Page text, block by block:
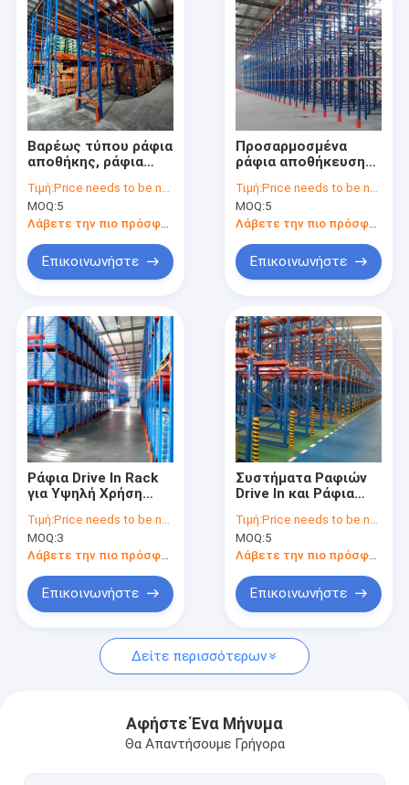
Προϊόντα
Βίντεο
Σχετικά με εμάς
Επισκεψή εργοστασίου
Επικοινωνήστε μαζί μας
Ειδήσεις
Ζητήστε Προσφορά
βασανισμός παλετών αποθηκών εμπορευμάτων
Βαρέως τύπου ράφια
αποθήκης, ράφια
βιομηχανικά ράφια,
πώληση για
Τιμή:Price needs to be negotiated
MOQ:5
Λάβετε την πιο πρόσφατη τιμή
Επικοινωνήστε
Προσαρμοσμένα
ράφια αποθήκευσης
Φορκοκύλινδρο
Πρόσβαση σε ράφι
με υψηλή χρήση
Τιμή:Price needs to be negotiated
MOQ:5
Λάβετε την πιο πρόσφατη τιμή
Επικοινωνήστε
Ράφια Drive In Rack
για Υψηλή Χρήση
Παλετών, Ράφια
Αποθήκης, Ράφια
Απευθείας Πώλησης
Τιμή:Price needs to be negotiated
MOQ:3
Λάβετε την πιο πρόσφατη τιμή
Επικοινωνήστε
Συστήματα Ραφιών
Drive In και Ράφια
Αποθήκευση Υψηλής
Πυκνότητας
Προσβάσιμη από
Μηχανήματα
Βιομηχανικά Ράφια
προς Πώληση
Τιμή:Price needs to be negotiated
MOQ:5
Λάβετε την πιο πρόσφατη τιμή
Επικοινωνήστε
Δείτε περισσότερων
Αφήστε Ένα Μήνυμα
Θα Απαντήσουμε Γρήγορα